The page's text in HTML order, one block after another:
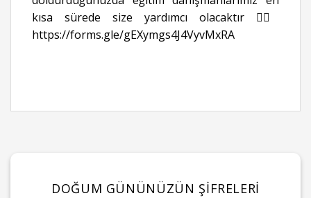
kısa sürede size yardımcı olacaktır 👉🏻
https://forms.gle/gEXymgs4J4VyvMxRA
DOĞUM GÜNÜNÜZÜN ŞIFRELERI